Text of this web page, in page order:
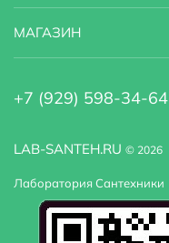
LAB-SANTEH.RU © 2026
Лаборатория Сантехники
МАГАЗИН
+7 (929) 598-34-64